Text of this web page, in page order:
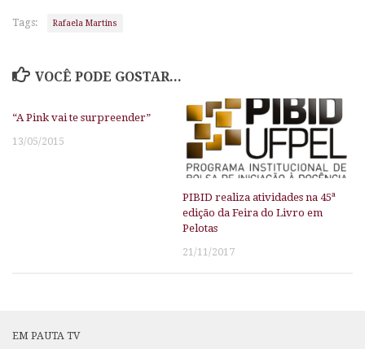
Tags: Rafaela Martins
VOCÊ PODE GOSTAR...
“A Pink vai te surpreender”
13/05/2015
PIBID realiza atividades na 45ª
edição da Feira do Livro em
Pelotas
21/11/2017
EM PAUTA TV